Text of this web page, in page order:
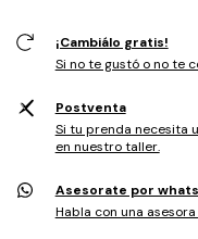
¡Cambiálo gratis!
Si no te gustó o no te
Postventa
Si tu prenda necesita
en nuestro taller.
Asesorate por
Habla con una